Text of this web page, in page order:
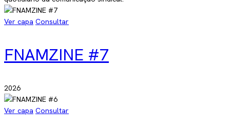
Ver capa Consultar
FNAMZINE #7
2026
Ver capa Consultar